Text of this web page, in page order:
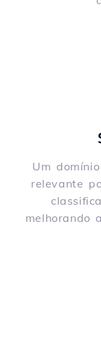
Um
relevante
melhorando